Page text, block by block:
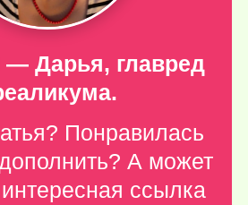
— Дарья, главред
Понравилась
А может
ссылка